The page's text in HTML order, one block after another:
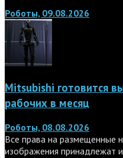
Роботы, 09.08.2026
Mitsubishi готовится
рабочих в месяц
Роботы, 08.08.2026
Все права на размещенные
изображения принадлежат